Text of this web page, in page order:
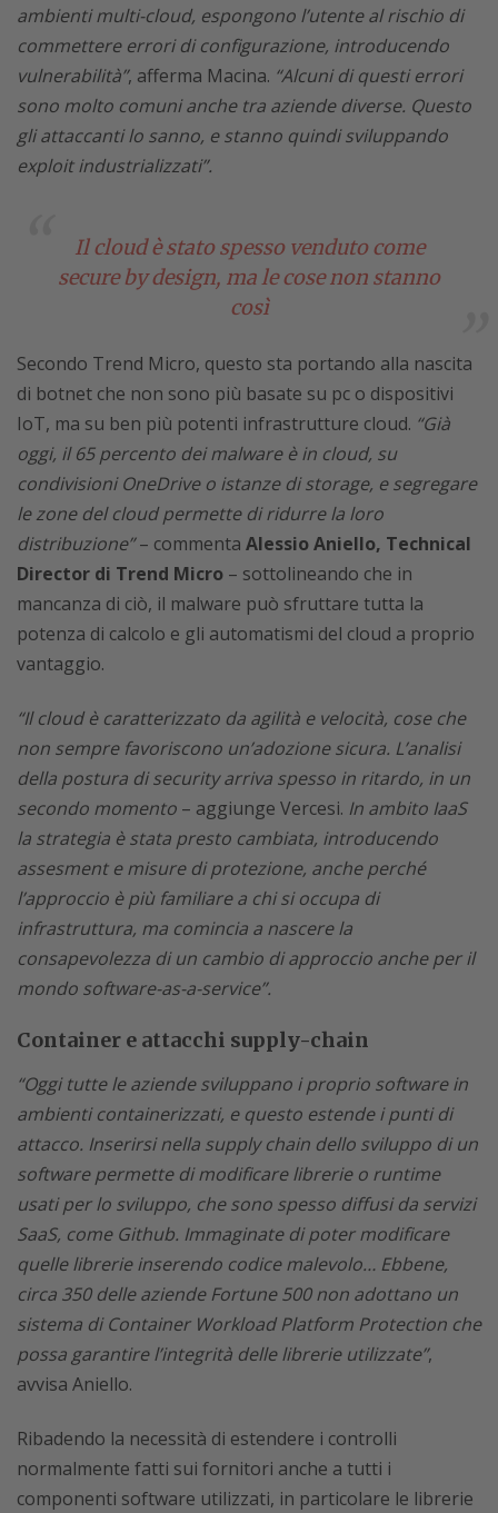
ambienti multi-cloud, espongono l’utente al rischio di
commettere errori di configurazione, introducendo
vulnerabilità”, afferma Macina. “Alcuni di questi errori
sono molto comuni anche tra aziende diverse. Questo
gli attaccanti lo sanno, e stanno quindi sviluppando
exploit industrializzati”.
Il cloud è stato spesso venduto come
secure by design, ma le cose non stanno
così
Secondo Trend Micro, questo sta portando alla nascita
di botnet che non sono più basate su pc o dispositivi
IoT, ma su ben più potenti infrastrutture cloud. “Già
oggi, il 65 percento dei malware è in cloud, su
condivisioni OneDrive o istanze di storage, e segregare
le zone del cloud permette di ridurre la loro
distribuzione”– commenta Alessio Aniello, Technical
Director di Trend Micro – sottolineando che in
mancanza di ciò, il malware può sfruttare tutta la
potenza di calcolo e gli automatismi del cloud a proprio
vantaggio.
“Il cloud è caratterizzato da agilità e velocità, cose che
non sempre favoriscono un’adozione sicura. L’analisi
della postura di security arriva spesso in ritardo, in un
secondo momento – aggiunge Vercesi. In ambito IaaS
la strategia è stata presto cambiata, introducendo
assesment e misure di protezione, anche perché
l’approccio è più familiare a chi si occupa di
infrastruttura, ma comincia a nascere la
consapevolezza di un cambio di approccio anche per il
mondo software-as-a-service”.
Container e attacchi supply-chain
“Oggi tutte le aziende sviluppano i proprio software in
ambienti containerizzati, e questo estende i punti di
attacco. Inserirsi nella supply chain dello sviluppo di un
software permette di modificare librerie o runtime
usati per lo sviluppo, che sono spesso diffusi da servizi
SaaS, come Github. Immaginate di poter modificare
quelle librerie inserendo codice malevolo… Ebbene,
circa 350 delle aziende Fortune 500 non adottano un
sistema di Container Workload Platform Protection che
possa garantire l’integrità delle librerie utilizzate”,
avvisa Aniello.
Ribadendo la necessità di estendere i controlli
normalmente fatti sui fornitori anche a tutti i
componenti software utilizzati, in particolare le librerie